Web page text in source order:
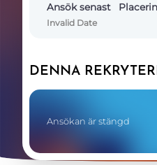
Ansök senast
Invalid Date
DENNA
Ansökan är stängd